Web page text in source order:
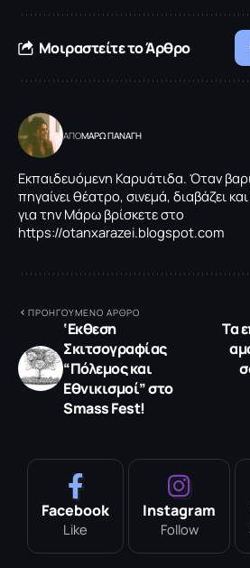
Μοιραστείτε το Άρθρο
ΑΠΟΜΑΡΩ ΠΑΝΑΓΗ
Εκπαιδευόμενη Καρυάτιδα. Όταν
πηγαίνει θέατρο, σινεμά, διαβάζει
για την Μάρω βρίσκετε στο
https://otanxarazei.blogspot.com
ΠΡΟΗΓΟΥΜΕΝΟ ΑΡΘΡΟ
‘Εκθεση
Σκιτσογραφίας
“Πόλεμος και
Εθνικισμοί” στο
Smass Fest!
Τα
Facebook
Like
Instagram
Follow